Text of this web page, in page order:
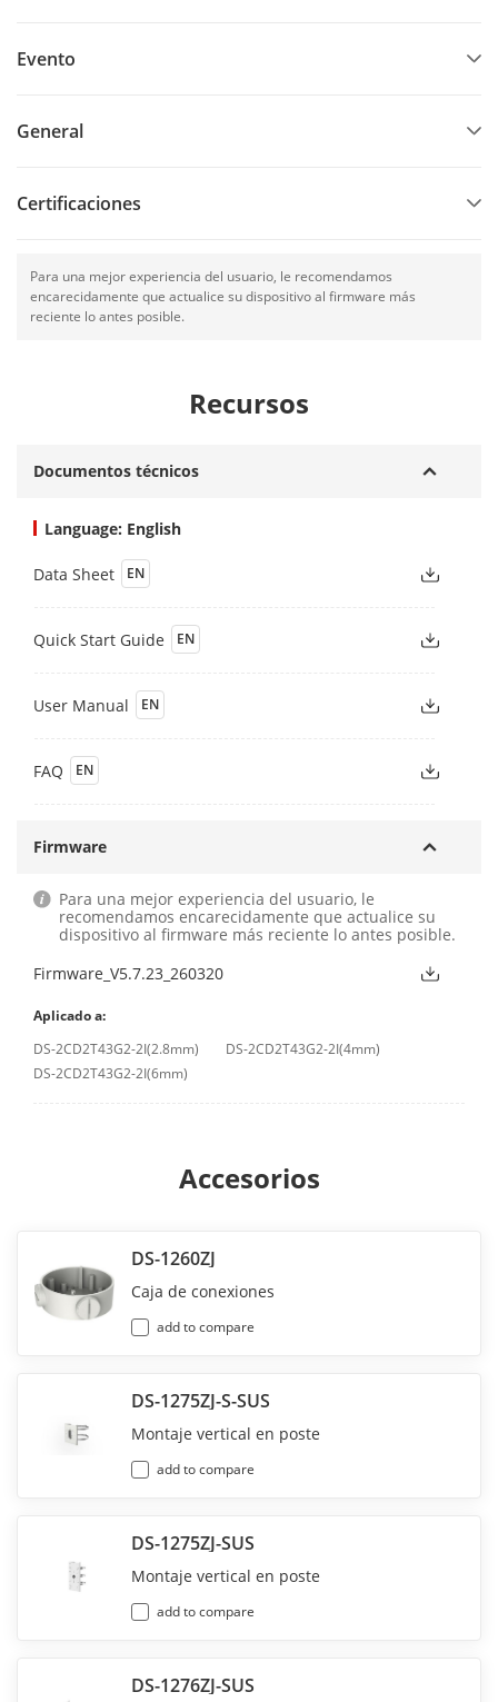
Evento
General
Certificaciones
Para una mejor experiencia del usuario, le recomendamos
encarecidamente que actualice su dispositivo al firmware más
reciente lo antes posible.
Recursos
Documentos técnicos
Language: English
Data Sheet EN
Quick Start Guide EN
User Manual EN
FAQ EN
Firmware
Para una mejor experiencia del usuario, le
recomendamos encarecidamente que actualice su
dispositivo al firmware más reciente lo antes posible.
Firmware_V5.7.23_260320
Aplicado a:
DS-2CD2T43G2-2I(2.8mm)
DS-2CD2T43G2-2I(4mm)
DS-2CD2T43G2-2I(6mm)
Accesorios
DS-1260ZJ
Caja de conexiones
add to compare
DS-1275ZJ-S-SUS
Montaje vertical en poste
add to compare
DS-1275ZJ-SUS
Montaje vertical en poste
add to compare
DS-1276ZJ-SUS